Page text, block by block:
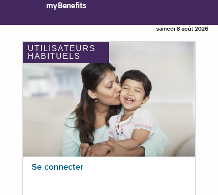
myBenefits
samedi 8 août 2026
UTILISATEURS
HABITUELS
Se connecter